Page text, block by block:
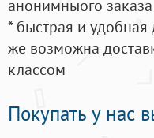
анонимныого
* быстрая и удобная
же возможна
классом
Покупать у нас